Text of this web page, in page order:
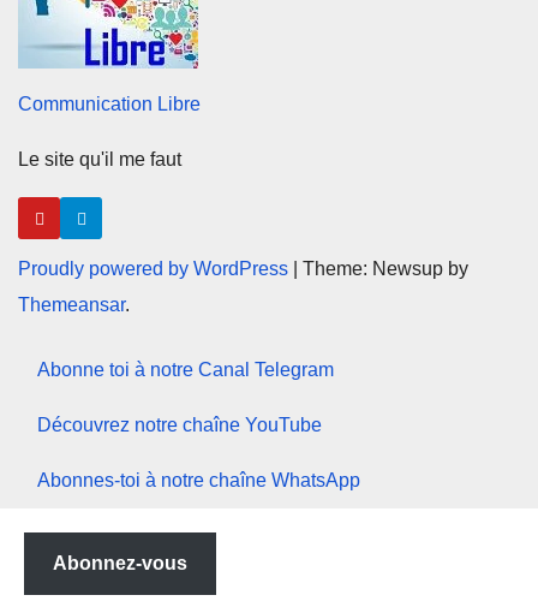
Communication Libre
Le site qu'il me faut
Proudly powered by WordPress
Theme: Newsup by
Themeansar.
Abonne toi à notre Canal Telegram
Découvrez notre chaîne YouTube
Abonnes-toi à notre chaîne WhatsApp
Abonnez-vous